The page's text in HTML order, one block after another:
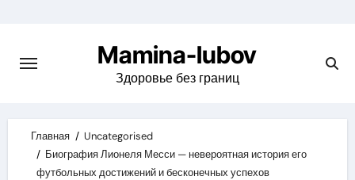
content
Mamina-lubov
Здоровье без границ
Главная
Uncategorised
Биография Лионеля Месси — невероятная история его
футбольных достижений и бесконечных успехов